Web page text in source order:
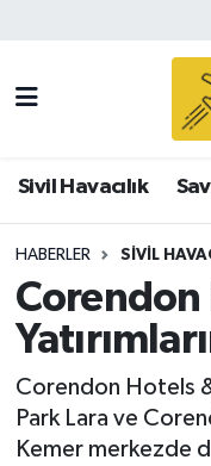
Sivil Havacılık
HABERLER SIVIL
Corendon
Corendon Hotels
Park Lara ve
Kemer merkezde